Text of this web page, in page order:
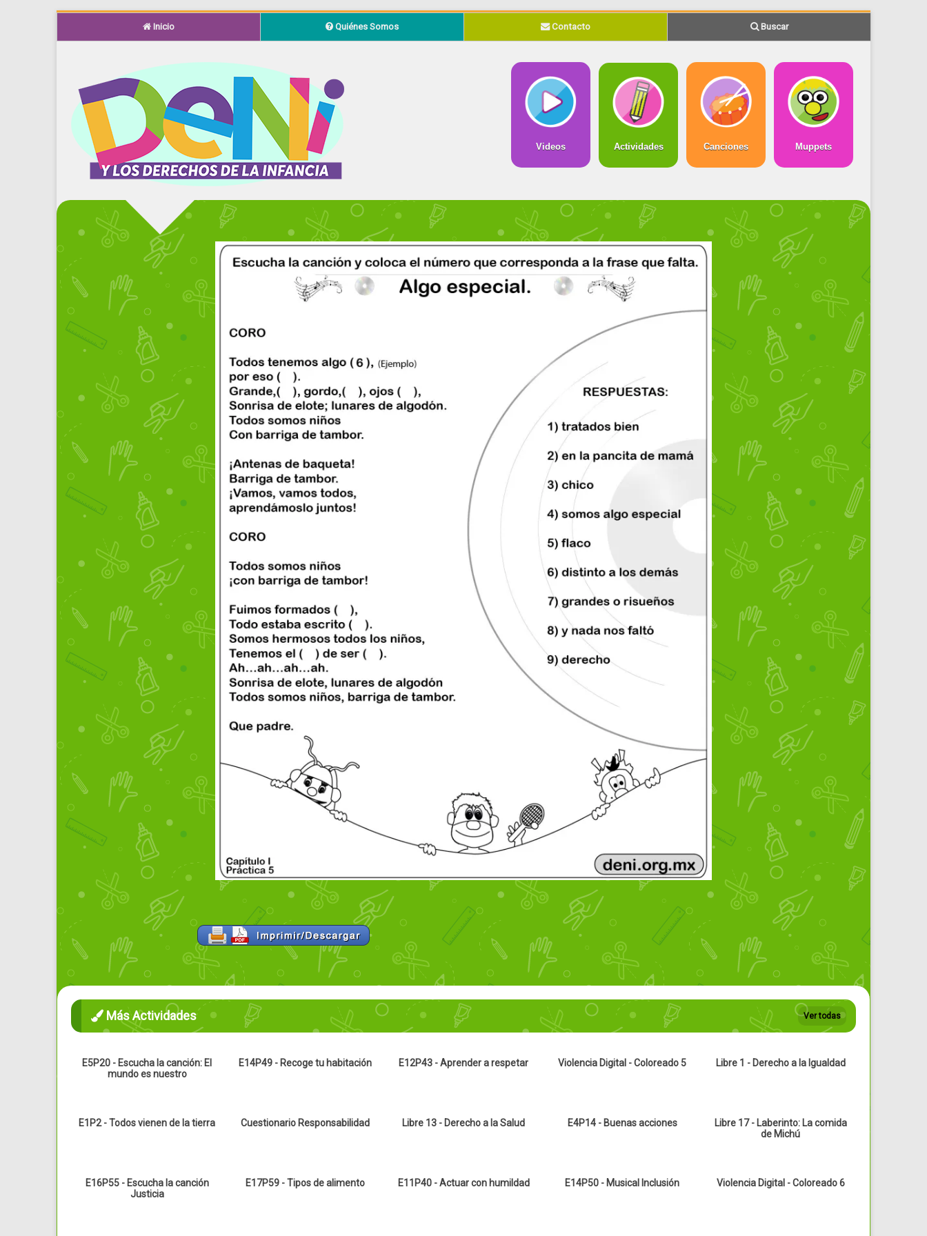
Inicio Quiénes Somos Contacto Buscar
Videos Actividades Canciones Muppets
Más Actividades Ver todas
E5P20 - Escucha la canción: El
mundo es nuestro
E14P49 - Recoge tu habitación E12P43 - Aprender a respetar Violencia Digital - Coloreado 5 Libre 1 - Derecho a la Igualdad
E1P2 - Todos vienen de la tierra Cuestionario Responsabilidad Libre 13 - Derecho a la Salud E4P14 - Buenas acciones
Libre 17 - Laberinto: La comida
de Michú
E16P55 - Escucha la canción
Justicia
E17P59 - Tipos de alimento E11P40 - Actuar con humildad E14P50 - Musical Inclusión Violencia Digital - Coloreado 6